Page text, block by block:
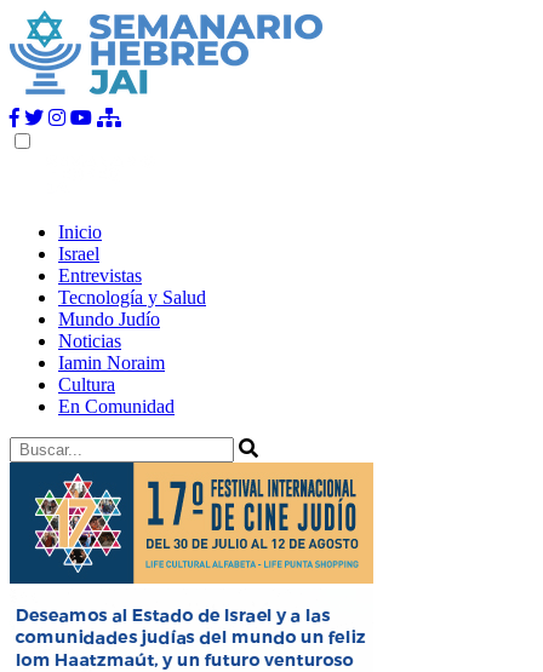
Inicio
Israel
Entrevistas
Tecnología y Salud
Mundo Judío
Noticias
Iamin Noraim
Cultura
En Comunidad